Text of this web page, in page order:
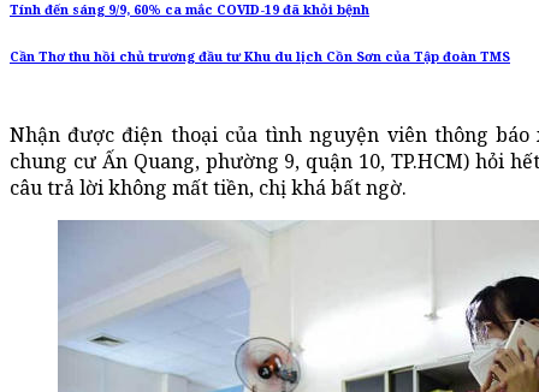
Tính đến sáng 9/9, 60% ca mắc COVID-19 đã khỏi bệnh
Cần Thơ thu hồi chủ trương đầu tư Khu du lịch Cồn Sơn của Tập đoàn TMS
Nhận được điện thoại của tình nguyện viên thông
chung cư Ấn Quang, phường 9, quận 10, TP.HCM) hỏi
câu trả lời không mất tiền, chị khá bất ngờ.